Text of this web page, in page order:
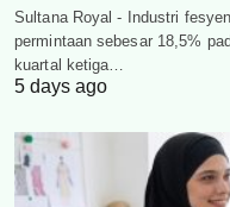
Sultana Royal - Industri
permintaan sebesar 18,5%
kuartal ketiga…
5 days ago